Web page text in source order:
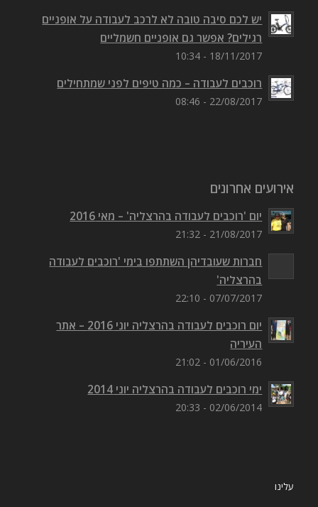
יש לכם סיבה טובה לא לרכב לעבודה על אופניים
רגילים? אפשר גם אופניים חשמליים
18/11/2017 - 10:34
רוכבים לעבודה – כמה טיפים לפני שמתחילים
22/08/2017 - 08:46
אירועים אחרונים
יום 'רוכבים לעבודה בהרצליה' – מאי 2016
21/08/2017 - 21:32
חברות שעובדיהן השתתפו בימי 'רוכבים לעבודה
בהרצליה'
07/07/2017 - 22:10
יום רוכבים לעבודה בהרצליה יוני 2016 – אתר
העיריה
01/06/2016 - 21:02
ימי רוכבים לעבודה בהרצליה יוני 2014
02/06/2014 - 20:33
עלינו